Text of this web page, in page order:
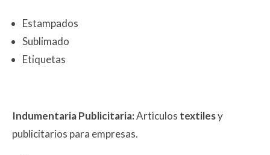
Estampados
Sublimado
Etiquetas
Indumentaria Publicitaria:Artìculos textilesy
publicitarios para empresas.